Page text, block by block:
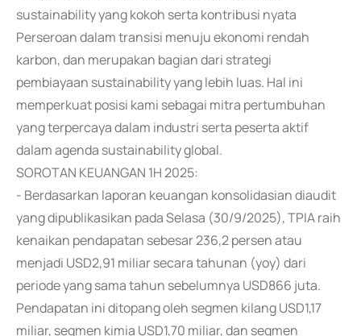
sustainability yang kokoh serta kontribusi nyata
Perseroan dalam transisi menuju ekonomi rendah
karbon, dan merupakan bagian dari strategi
pembiayaan sustainability yang lebih luas. Hal ini
memperkuat posisi kami sebagai mitra pertumbuhan
yang terpercaya dalam industri serta peserta aktif
dalam agenda sustainability global.
SOROTAN KEUANGAN 1H 2025:
- Berdasarkan laporan keuangan konsolidasian diaudit
yang dipublikasikan pada Selasa (30/9/2025), TPIA raih
kenaikan pendapatan sebesar 236,2 persen atau
menjadi USD2,91 miliar secara tahunan (yoy) dari
periode yang sama tahun sebelumnya USD866 juta.
Pendapatan ini ditopang oleh segmen kilang USD1,17
miliar, segmen kimia USD1,70 miliar, dan segmen